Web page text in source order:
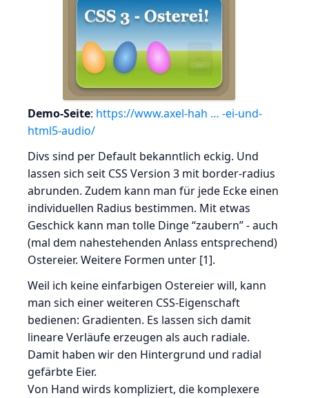
Demo-Seite: https://www.axel-hah … -ei-und-
html5-audio/
Divs sind per Default bekanntlich eckig. Und
lassen sich seit CSS Version 3 mit border-radius
abrunden. Zudem kann man für jede Ecke einen
individuellen Radius bestimmen. Mit etwas
Geschick kann man tolle Dinge “zaubern” - auch
(mal dem nahestehenden Anlass entsprechend)
Ostereier. Weitere Formen unter [1].
Weil ich keine einfarbigen Ostereier will, kann
man sich einer weiteren CSS-Eigenschaft
bedienen: Gradienten. Es lassen sich damit
lineare Verläufe erzeugen als auch radiale.
Damit haben wir den Hintergrund und radial
gefärbte Eier.
Von Hand wirds kompliziert, die komplexere